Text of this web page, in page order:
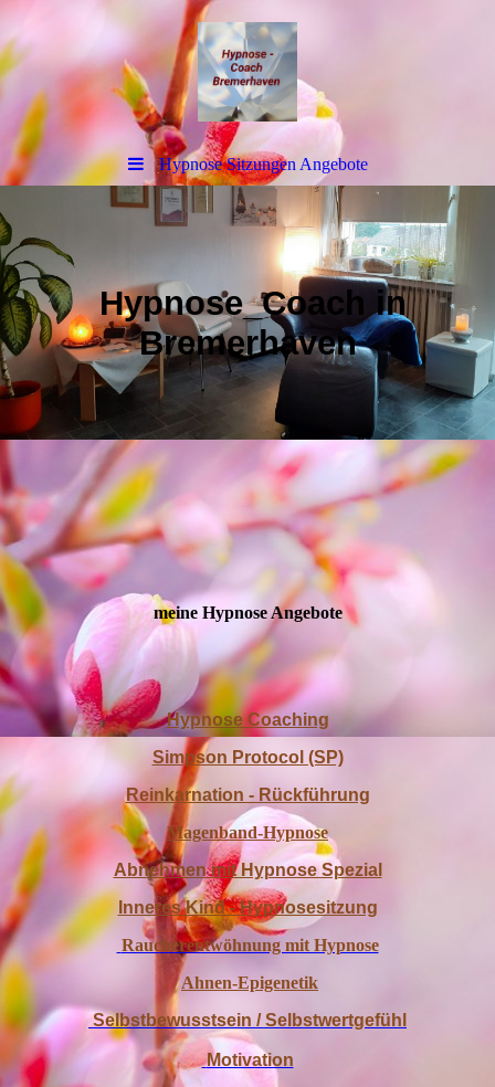
Hypnose Sitzungen Angebote
Hypnose_Coach in
Bremerhaven
meine Hypnose Angebote
Hypnose Coaching
Simpson Protocol (SP)
Reinkarnation - Rückführung
Magenband-Hypnose
Abnehmen mit Hypnose Spezial
Inneres Kind - Hypnosesitzung
Raucherentwöhnung mit Hypnose
Ahnen-Epigenetik
Selbstbewusstsein / Selbstwertgefühl
Motivation